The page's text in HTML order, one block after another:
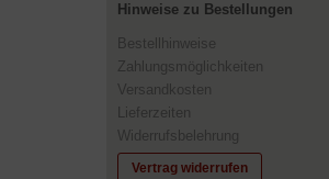
Hinweise zu Bestellungen
Bestellhinweise
Zahlungsmöglichkeiten
Versandkosten
Lieferzeiten
Widerrufsbelehrung
Vertrag widerrufen